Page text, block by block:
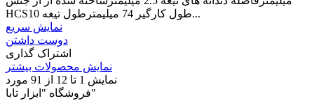
HCSطول کارگیر 74 میلیمترطول تیغه 10...
نمایش سریع
دوست داشتن
اشتراک گذاری
نمایش محصولات بیشتر
نمایش 1 تا 12 از 91 مورد
فروشگاه "ابزار تابا"